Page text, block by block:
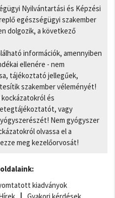
Nyilvántartási és Képzési
egészségügyi szakember
dolgozik, a következő
információk, amennyiben
ellenére - nem
tájékoztató jellegűek,
szakember véleményét!
és
vagy
Nem gyógyszer
olvassa el a
meg kezelőorvosát!
kiadványok